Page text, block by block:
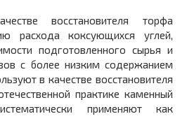
восстановителя торфа
расхода коксующихся углей,
подготовленного сырья и
с более низким содержанием
в качестве восстановителя
практике каменный
применяют как